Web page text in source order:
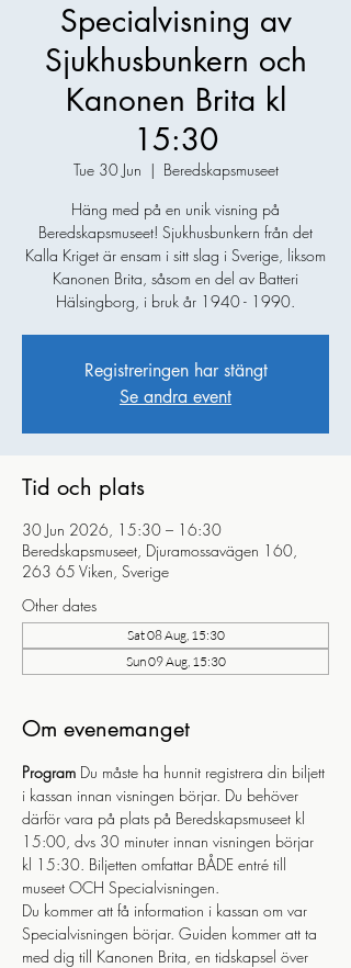
Specialvisning av
Sjukhusbunkern och
Kanonen Brita kl
15:30
Tue 30 Jun
  |
Beredskapsmuseet
Häng med på en unik visning på
Beredskapsmuseet! Sjukhusbunkern från det
Kalla Kriget är ensam i sitt slag i Sverige, liksom
Kanonen Brita, såsom en del av Batteri
Hälsingborg, i bruk år 1940 - 1990.
Registreringen har stängt
Se andra event
Tid och plats
30 Jun 2026, 15:30 – 16:30
Beredskapsmuseet, Djuramossavägen 160,
263 65 Viken, Sverige
Other dates
Sat 08 Aug, 15:30
Sun 09 Aug, 15:30
Om evenemanget
Program Du måste ha hunnit registrera din biljett
i kassan innan visningen börjar. Du behöver
därför vara på plats på Beredskapsmuseet kl
15:00, dvs 30 minuter innan visningen börjar
kl 15:30. Biljetten omfattar BÅDE entré till
museet OCH Specialvisningen.
Du kommer att få information i kassan om var
Specialvisningen börjar. Guiden kommer att ta
med dig till Kanonen Brita, en tidskapsel över